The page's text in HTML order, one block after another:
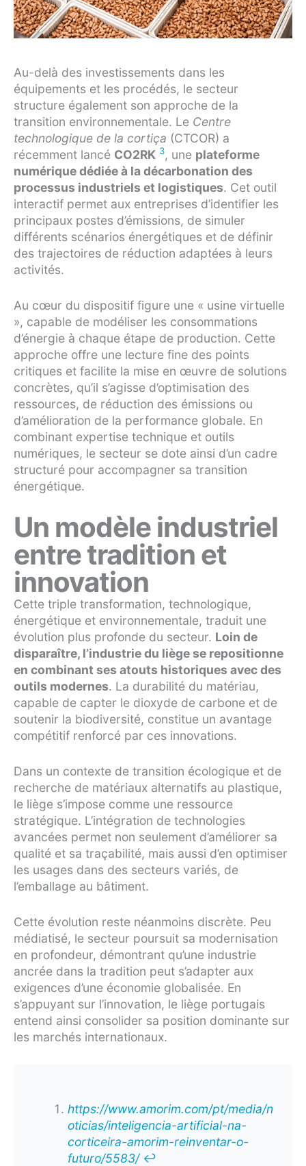
Au-delà des investissements dans les
équipements et les procédés, le secteur
structure également son approche de la
transition environnementale. Le Centre
technologique de la cortiça (CTCOR) a
récemment lancé CO2RK 3, une plateforme
numérique dédiée à la décarbonation des
processus industriels et logistiques. Cet outil
interactif permet aux entreprises d’identifier les
principaux postes d’émissions, de simuler
différents scénarios énergétiques et de définir
des trajectoires de réduction adaptées à leurs
activités.
Au cœur du dispositif figure une « usine virtuelle
», capable de modéliser les consommations
d’énergie à chaque étape de production. Cette
approche offre une lecture fine des points
critiques et facilite la mise en œuvre de solutions
concrètes, qu’il s’agisse d’optimisation des
ressources, de réduction des émissions ou
d’amélioration de la performance globale. En
combinant expertise technique et outils
numériques, le secteur se dote ainsi d’un cadre
structuré pour accompagner sa transition
énergétique.
Un modèle industriel
entre tradition et
innovation
Cette triple transformation, technologique,
énergétique et environnementale, traduit une
évolution plus profonde du secteur. Loin de
disparaître, l’industrie du liège se repositionne
en combinant ses atouts historiques avec des
outils modernes. La durabilité du matériau,
capable de capter le dioxyde de carbone et de
soutenir la biodiversité, constitue un avantage
compétitif renforcé par ces innovations.
Dans un contexte de transition écologique et de
recherche de matériaux alternatifs au plastique,
le liège s’impose comme une ressource
stratégique. L’intégration de technologies
avancées permet non seulement d’améliorer sa
qualité et sa traçabilité, mais aussi d’en optimiser
les usages dans des secteurs variés, de
l’emballage au bâtiment.
Cette évolution reste néanmoins discrète. Peu
médiatisé, le secteur poursuit sa modernisation
en profondeur, démontrant qu’une industrie
ancrée dans la tradition peut s’adapter aux
exigences d’une économie globalisée. En
s’appuyant sur l’innovation, le liège portugais
entend ainsi consolider sa position dominante sur
les marchés internationaux.
https://www.amorim.com/pt/media/n
oticias/inteligencia-artificial-na-
corticeira-amorim-reinventar-o-
futuro/5583/ ↩︎